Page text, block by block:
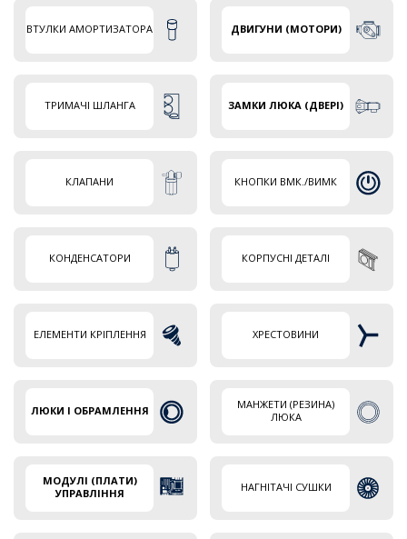
ВТУЛКИ АМОРТИЗАТОРА ДВИГУНИ (МОТОРИ)
ТРИМАЧІ ШЛАНГА ЗАМКИ ЛЮКА (ДВЕРІ)
КЛАПАНИ КНОПКИ ВМК./ВИМК
КОНДЕНСАТОРИ КОРПУСНІ ДЕТАЛІ
ЕЛЕМЕНТИ КРІПЛЕННЯ ХРЕСТОВИНИ
ЛЮКИ І ОБРАМЛЕННЯ
МАНЖЕТИ (РЕЗИНА)
ЛЮКА
МОДУЛІ (ПЛАТИ)
УПРАВЛІННЯ
НАГНІТАЧІ СУШКИ